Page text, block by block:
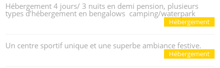
Hébergement 4 jours/ 3 nuits en demi pension, plusieurs
types d’hébergement en bengalows camping/waterpark
Hébergement
Un centre sportif unique et une superbe ambiance festive.
Hébergement